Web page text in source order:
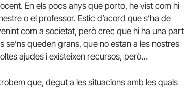
En els pocs anys que porto, he vist com hi
o el professor. Estic d’acord que s’ha de
com a societat, però crec que hi ha una part
queden grans, que no estan a les nostres
ajudes i existeixen recursos, però…
que, degut a les situacions amb les quals